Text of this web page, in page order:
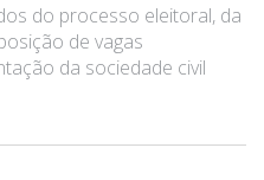
do processo eleitoral, da
de vagas
da sociedade civil